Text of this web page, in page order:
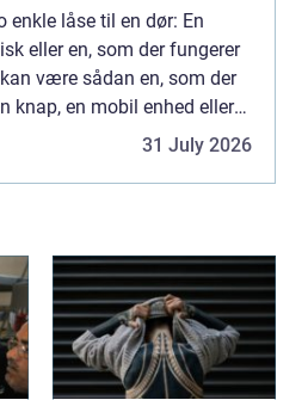
enkle låse til en dør: En
eller en, som der fungerer
være sådan en, som der
knap, en mobil enhed eller
et sted. Så er der den
31 July 2026